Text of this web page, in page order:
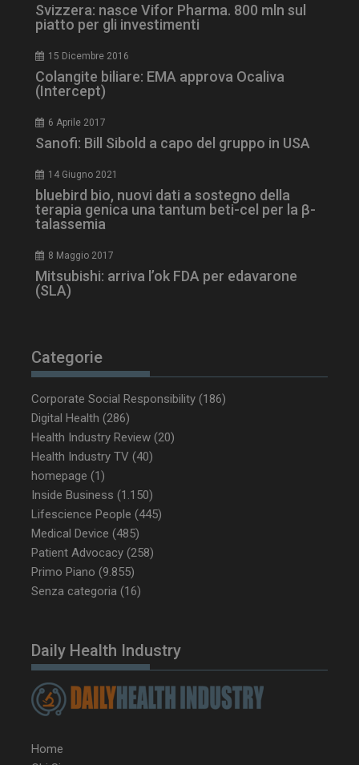
Svizzera: nasce Vifor Pharma. 800 mln sul
piatto per gli investimenti
15 Dicembre 2016
Colangite biliare: EMA approva Ocaliva
(Intercept)
6 Aprile 2017
Sanofi: Bill Sibold a capo del gruppo in USA
14 Giugno 2021
bluebird bio, nuovi dati a sostegno della
terapia genica una tantum beti-cel per la β-
talassemia
8 Maggio 2017
Mitsubishi: arriva l’ok FDA per edavarone
(SLA)
Categorie
Corporate Social Responsibility (186)
Digital Health (286)
Health Industry Review (20)
Health Industry TV (40)
homepage (1)
Inside Business (1.150)
Lifescience People (445)
Medical Device (485)
Patient Advocacy (258)
Primo Piano (9.855)
Senza categoria (16)
Daily Health Industry
Home
tracking-sites-
www.dailyhealthindustry.it
ARRAffinity
_ga_Z2VT792F98
tracking-sites-
ironfish-tracking-
enable
CookieScriptConsent
CookieScript
www.dailyhealthindustry.it